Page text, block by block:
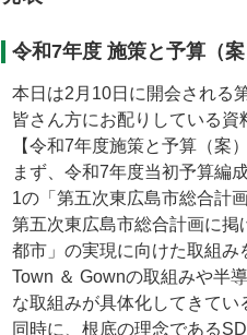
令和7年度 施策と予算（
本日は2月10日に開会される
皆さん方にお配りしている資
【令和7年度施策と予算（案
まず、令和7年度当初予算編
1の「第五次東広島市総合計
第五次東広島市総合計画に
都市」の実現に向けた取組み
Town ＆ Gownの取組みや半
な取組みが具体化してきてい
同時に、根底の理念である